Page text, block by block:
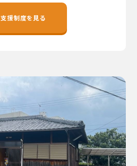
地域おこし協力隊
支援制度を見る